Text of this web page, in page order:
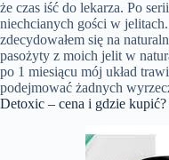
że czas iść do lekarza. Po
niechcianych gości w
zdecydowałem się na
pasożyty z moich jelit w
po 1 miesiącu mój układ
podejmować żadnych
Detoxic – cena i gdzie